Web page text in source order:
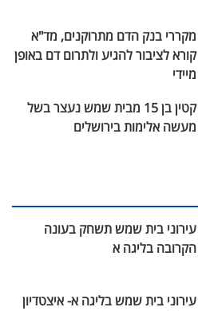
מקררי בנק הדם מתרוקנים, מד"א
קורא לציבור להגיע ולתרום דם באופן
מיידי
קטין בן 15 מבית שמש נעצר בשל
מעשה אלימות בירושלים
עירוני בית שמש תשחק בעונה
הקרובה בליגה א
עירוני בית שמש בליגה א- איצטדיון